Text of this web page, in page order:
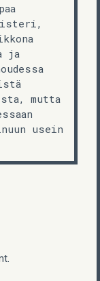
ja
mutta
usein